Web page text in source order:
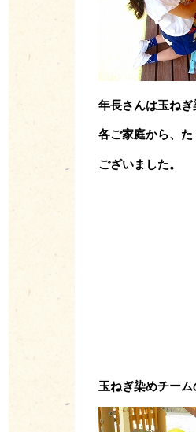
年長さんは玉ね
各ご家庭から、
ございました。
玉ねぎ染めチー